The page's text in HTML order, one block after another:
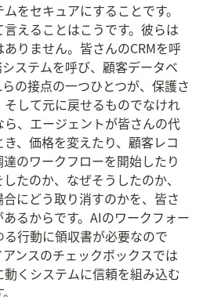
をセキュアにすることです。
えることはこうです。彼らは
りません。皆さんのCRMを呼
ステムを呼び、顧客データベ
の接点の一つひとつが、保護さ
して元に戻せるものでなけれ
、エージェントが皆さんの代
、価格を変えたり、顧客レコ
のワークフローを開始したり
たのか、なぜそうしたのか、
にどう取り消すのかを、皆さ
るからです。AIのワークフォー
行動に領収書が必要なので
ンスのチェックボックスでは
くシステムに信頼を組み込む